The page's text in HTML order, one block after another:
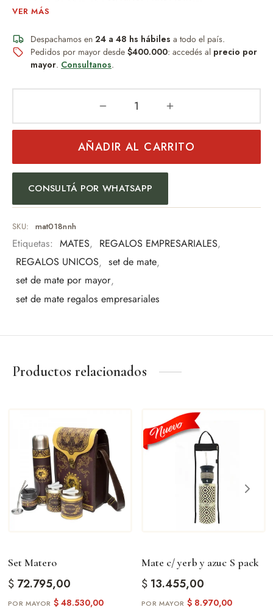
PESO: 500GRS
Un obsequio distinguido que combina diseño, practicidad y
buen gusto.
Un detalle permanente, resistente al desgaste y al paso del
Ideal para:
Regalo empresarial
Uso personal
Eventos especiales
Amantes del mate
Una pieza pensada para quienes valoran los detalles y la
tradición.
VER MÁS
Despachamos en 24 a 48 hs hábiles a todo el país.
Pedidos por mayor desde $400.000: accedés al precio por
mayor. Consultanos.
AÑADIR AL CARRITO
CONSULTÁ POR WHATSAPP
SKU: mat018nnh
Etiquetas: MATES, REGALOS EMPRESARIALES,
REGALOS UNICOS, set de mate,
set de mate por mayor,
set de mate regalos empresariales
Productos relacionados
Set Matero
$72.795,00
$48.530,00
Mate c/ yerb y azuc S pack
$13.455,00
$8.970,00